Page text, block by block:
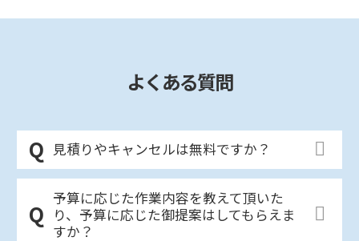
よくある質問
見積りやキャンセルは無料ですか？
予算に応じた作業内容を教えて頂いた
り、予算に応じた御提案はしてもらえま
すか？